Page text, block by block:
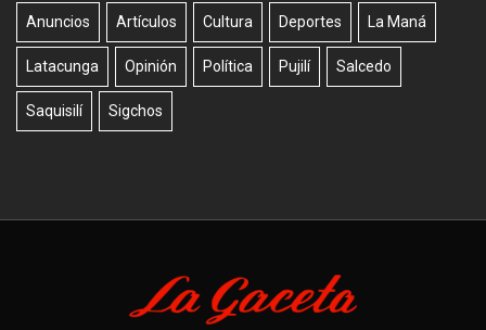
Anuncios Artículos Cultura Deportes La Maná
Latacunga Opinión Política Pujilí Salcedo
Saquisilí Sigchos